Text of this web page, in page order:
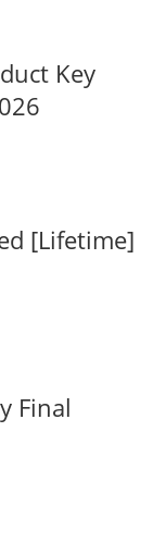
Key
[Lifetime]
Final